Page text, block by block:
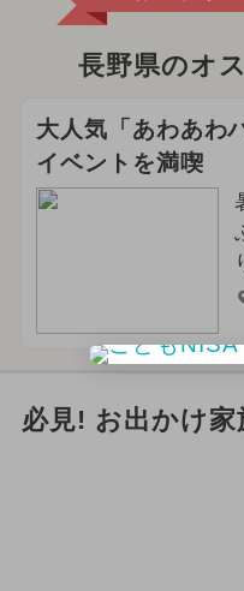
長野県のオ
大人気「あわあわ
イベントを満喫
必見! お出かけ